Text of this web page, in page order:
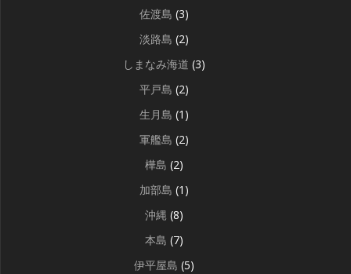
佐渡島 (3)
淡路島 (2)
しまなみ海道 (3)
平戸島 (2)
生月島 (1)
軍艦島 (2)
樺島 (2)
加部島 (1)
沖縄 (8)
本島 (7)
伊平屋島 (5)